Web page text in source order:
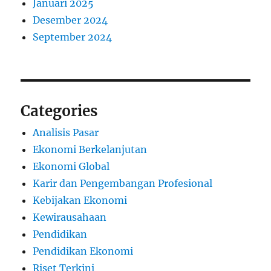
Januari 2025
Desember 2024
September 2024
Categories
Analisis Pasar
Ekonomi Berkelanjutan
Ekonomi Global
Karir dan Pengembangan Profesional
Kebijakan Ekonomi
Kewirausahaan
Pendidikan
Pendidikan Ekonomi
Riset Terkini